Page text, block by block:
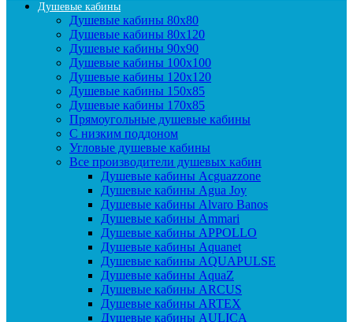
Душевые кабины
Душевые кабины 80x80
Душевые кабины 80x120
Душевые кабины 90х90
Душевые кабины 100x100
Душевые кабины 120x120
Душевые кабины 150x85
Душевые кабины 170x85
Прямоугольные душевые кабины
С низким поддоном
Угловые душевые кабины
Все производители душевых кабин
Душевые кабины Acguazzone
Душевые кабины Agua Joy
Душевые кабины Alvaro Banos
Душевые кабины Ammari
Душевые кабины APPOLLO
Душевые кабины Aquanet
Душевые кабины AQUAPULSE
Душевые кабины AquaZ
Душевые кабины ARCUS
Душевые кабины ARTEX
Душевые кабины AULICA